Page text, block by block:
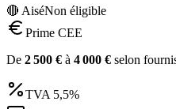
🔴 AiséNon éligible
Prime CEE
De 2 500 € à 4 000 € selon
TVA 5,5%